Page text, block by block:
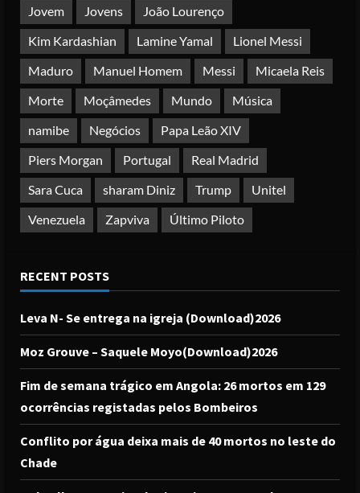
Jovem
Jovens
João Lourenço
Kim Kardashian
Lamine Yamal
Lionel Messi
Maduro
Manuel Homem Messi
Micaela Reis
Morte
Moçâmedes Mundo
Música
namibe
Negócios
Papa Leão XIV
Piers Morgan
Portugal
Real Madrid
Sara Cuca
sharam Diniz Trump
Unitel
Venezuela
Zapviva Último Piloto
RECENT POSTS
Leva N- Se entrega na igreja (Download)2026
Moz Grouve – Saquele Moyo(Download)2026
Fim de semana trágico em Angola: 26 mortos em 129
ocorrências registadas pelos Bombeiros
Conflito por água deixa mais de 40 mortos no leste do
Chade